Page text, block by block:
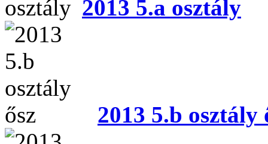
2013 5.a osztály
2013 5.b osztály